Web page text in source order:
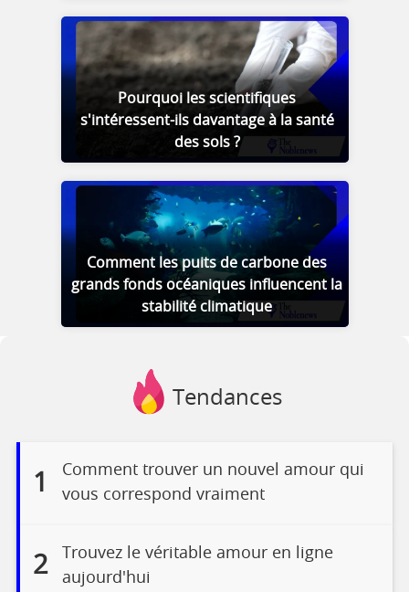
Pourquoi les scientifiques
s'intéressent-ils davantage à la santé
des sols ?
Comment les puits de carbone des
grands fonds océaniques influencent la
stabilité climatique
Tendances
1
Comment trouver un nouvel amour qui
vous correspond vraiment
2
Trouvez le véritable amour en ligne
aujourd'hui